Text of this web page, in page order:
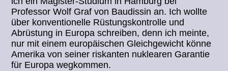
Professor Wolf Graf von Baudissin an. Ich wollte
über konventionelle Rüstungskontrolle und
Abrüstung in Europa schreiben, denn ich meinte,
nur mit einem europäischen Gleichgewicht könne
Amerika von seiner riskanten nuklearen Garantie
für Europa wegkommen.